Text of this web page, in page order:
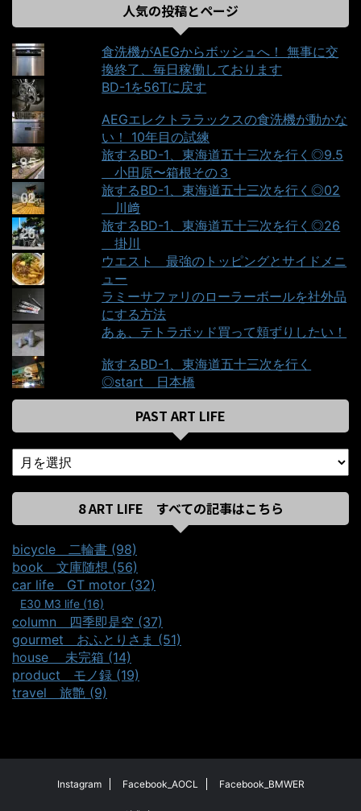
人気の投稿とページ
食洗機がAEGからボッシュへ！ 無事に交
換終了、毎日稼働しております
BD-1を56Tに戻す
AEGエレクトララックスの食洗機が動かな
い！ 10年目の試練
旅するBD-1、東海道五十三次を行く◎9.5
＿小田原〜箱根その３
旅するBD-1、東海道五十三次を行く◎02
＿川﨑
旅するBD-1、東海道五十三次を行く◎26
＿掛川
ウエスト＿最強のトッピングとサイドメニ
ュー
ラミーサファリのローラーボールを社外品
にする方法
あぁ、テトラポッド買って頬ずりしたい！
旅するBD-1、東海道五十三次を行く
◎start＿日本橋
PAST ART LIFE
8 ART LIFE すべての記事はこちら
bicycle＿二輪書 (98)
book＿文庫随想 (56)
car life＿GT motor (32)
E30 M3 life (16)
column＿四季即是空 (37)
gourmet＿おふとりさま (51)
house ＿未完箱 (14)
product＿モノ録 (19)
travel＿旅艶 (9)
Instagram Facebook_AOCL Facebook_BMWER